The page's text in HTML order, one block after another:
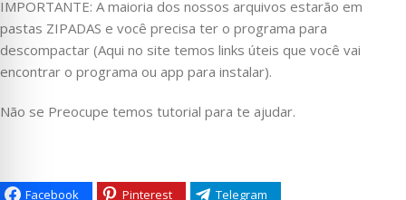
IMPORTANTE: A maioria dos nossos arquivos estarão em
pastas ZIPADAS e você precisa ter o programa para
descompactar (Aqui no site temos links úteis que você vai
encontrar o programa ou app para instalar).
Não se Preocupe temos tutorial para te ajudar.
Facebook Pinterest Telegram